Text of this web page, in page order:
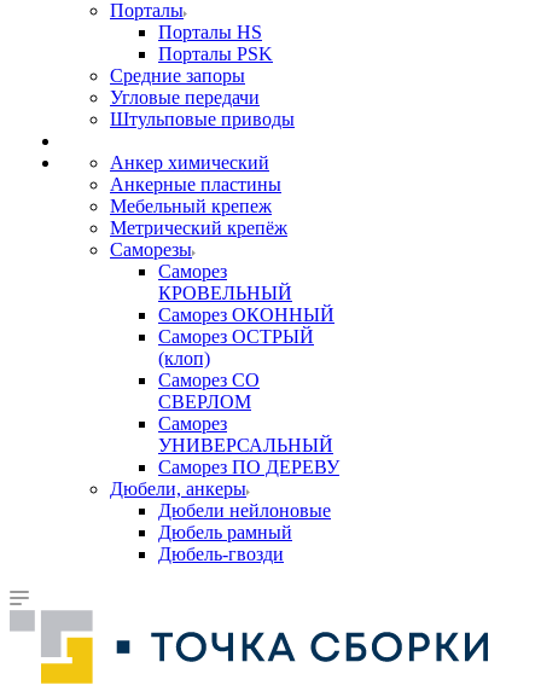
Порталы
Порталы HS
Порталы PSK
Средние запоры
Угловые передачи
Штульповые приводы
Анкер химический
Анкерные пластины
Мебельный крепеж
Метрический крепёж
Саморезы
Саморез
КРОВЕЛЬНЫЙ
Саморез ОКОННЫЙ
Саморез ОСТРЫЙ
(клоп)
Саморез СО
СВЕРЛОМ
Саморез
УНИВЕРСАЛЬНЫЙ
Саморез ПО ДЕРЕВУ
Дюбели, анкеры
Дюбели нейлоновые
Дюбель рамный
Дюбель-гвозди